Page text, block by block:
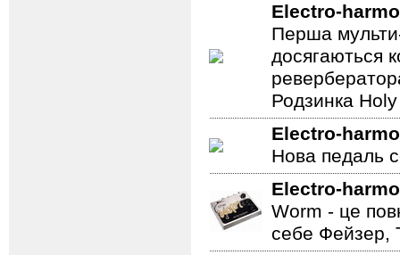
Electro-
Перша
досягаються
Родзинка
Electro-
Нова педаль
Electro-
Worm - це
себе Фейзер,